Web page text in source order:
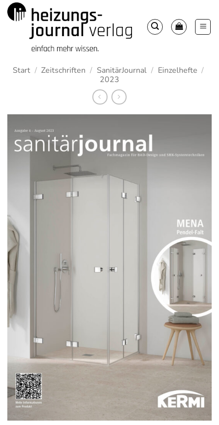
Zum
Inhalt
Start / Zeitschriften / SanitärJournal / Einzelhefte /
2023